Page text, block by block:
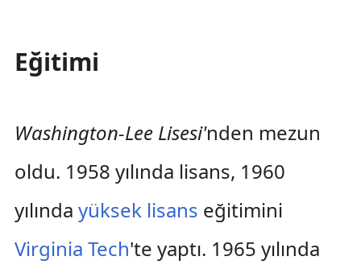
Eğitimi
Washington-Lee Lisesi'nden mezun
oldu. 1958 yılında lisans, 1960
yılında yüksek lisans eğitimini
Virginia Tech'te yaptı. 1965 yılında